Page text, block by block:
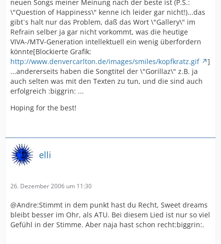
neuen Songs meiner Meinung nach der beste ist (P.S.:
\"Question of Happiness\" kenne ich leider gar nicht!)...das
gibt`s halt nur das Problem, daß das Wort \"Gallery\" im
Refrain selber ja gar nicht vorkommt, was die heutige
VIVA-/MTV-Generation intellektuell ein wenig überfordern
könnte[Blockierte Grafik:
http://www.denvercarlton.de/images/smiles/kopfkratz.gif
]
...andererseits haben die Songtitel der \"Gorillaz\" z.B. ja
auch selten was mit den Texten zu tun, und die sind auch
erfolgreich :biggrin: ...
Hoping for the best!
elli
26. Dezember 2006 um 11:30
@Andre:Stimmt in dem punkt hast du Recht, Sweet dreams
bleibt besser im Ohr, als ATU. Bei diesem Lied ist nur so viel
Gefühl in der Stimme. Aber naja hast schon recht:biggrin:.